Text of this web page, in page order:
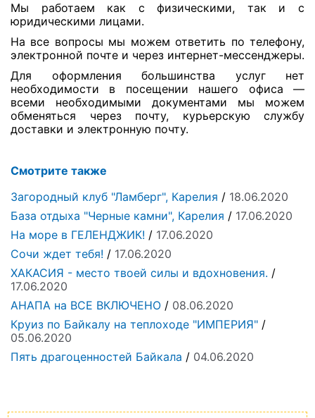
Мы работаем как с физическими, так и с
юридическими лицами.
На все вопросы мы можем ответить по телефону,
электронной почте и через интернет-мессенджеры.
Для оформления большинства услуг нет
необходимости в посещении нашего офиса —
всеми необходимыми документами мы можем
обменяться через почту, курьерскую службу
доставки и электронную почту.
Смотрите также
Загородный клуб "Ламберг", Карелия / 18.06.2020
База отдыха "Черные камни", Карелия / 17.06.2020
На море в ГЕЛЕНДЖИК! / 17.06.2020
Сочи ждет тебя! / 17.06.2020
ХАКАСИЯ - место твоей силы и вдохновения. /
17.06.2020
АНАПА на ВСЕ ВКЛЮЧЕНО / 08.06.2020
Круиз по Байкалу на теплоходе "ИМПЕРИЯ" /
05.06.2020
Пять драгоценностей Байкала / 04.06.2020